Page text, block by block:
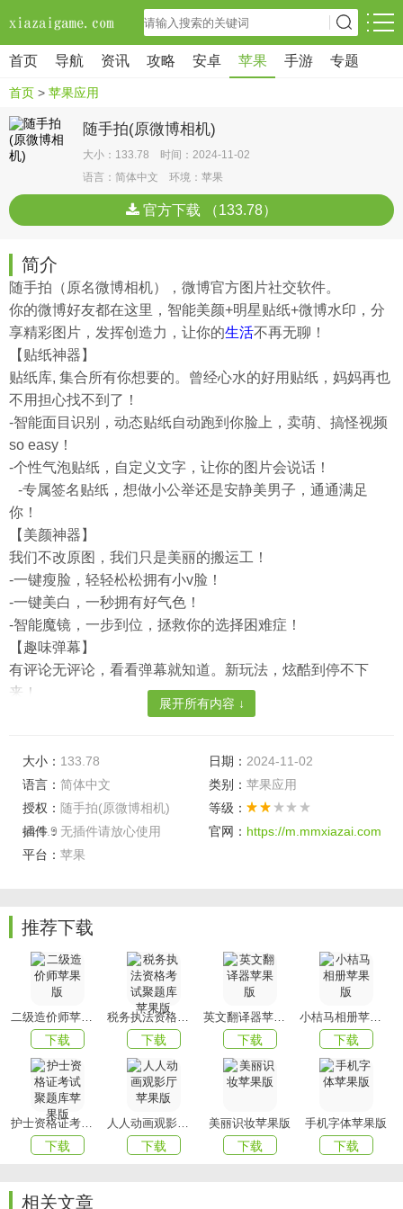
首页 导航 资讯 攻略 安卓 苹果 手游 专题
首页 > 苹果应用
随手拍(原微博相机)
大小：133.78 时间：2024-11-02
语言：简体中文 环境：苹果
官方下载 （133.78）
简介
随手拍（原名微博相机），微博官方图片社交软件。
你的微博好友都在这里，智能美颜+明星贴纸+微博水印，分
享精彩图片，发挥创造力，让你的生活不再无聊！
【贴纸神器】
贴纸库, 集合所有你想要的。曾经心水的好用贴纸，妈妈再也
不用担心找不到了！
-智能面目识别，动态贴纸自动跑到你脸上，卖萌、搞怪视频
so easy！
-个性气泡贴纸，自定义文字，让你的图片会说话！
-专属签名贴纸，想做小公举还是安静美男子，通通满足
你！
【美颜神器】
我们不改原图，我们只是美丽的搬运工！
-一键瘦脸，轻轻松松拥有小v脸！
-一键美白，一秒拥有好气色！
-智能魔镜，一步到位，拯救你的选择困难症！
【趣味弹幕】
有评论无评论，看看弹幕就知道。新玩法，炫酷到停不下
来！
【你的微博好友都在po神马】
能错过！
注：应用内的美颜、人脸检测、暗光增强、去雾功能由
SenseTime(商汤科技)提供
随手拍版本 4.5.0中的新功能
展开所有内容 ↓
大小： 133.78 日期： 2024-11-02
语言： 简体中文 类别： 苹果应用
授权： 随手拍(原微博相机)
v4.5.9
等级：
插件： 无插件请放心使用 官网： https://m.mmxiazai.com
平台： 苹果
推荐下载
二级造价师苹果版
下载
税务执法资格考试聚题库苹果版
下载
英文翻译器苹果版
下载
小桔马相册苹果版
下载
护士资格证考试聚题库苹果版
下载
人人动画观影厅苹果版
下载
美丽识妆苹果版
下载
手机字体苹果版
下载
相关文章